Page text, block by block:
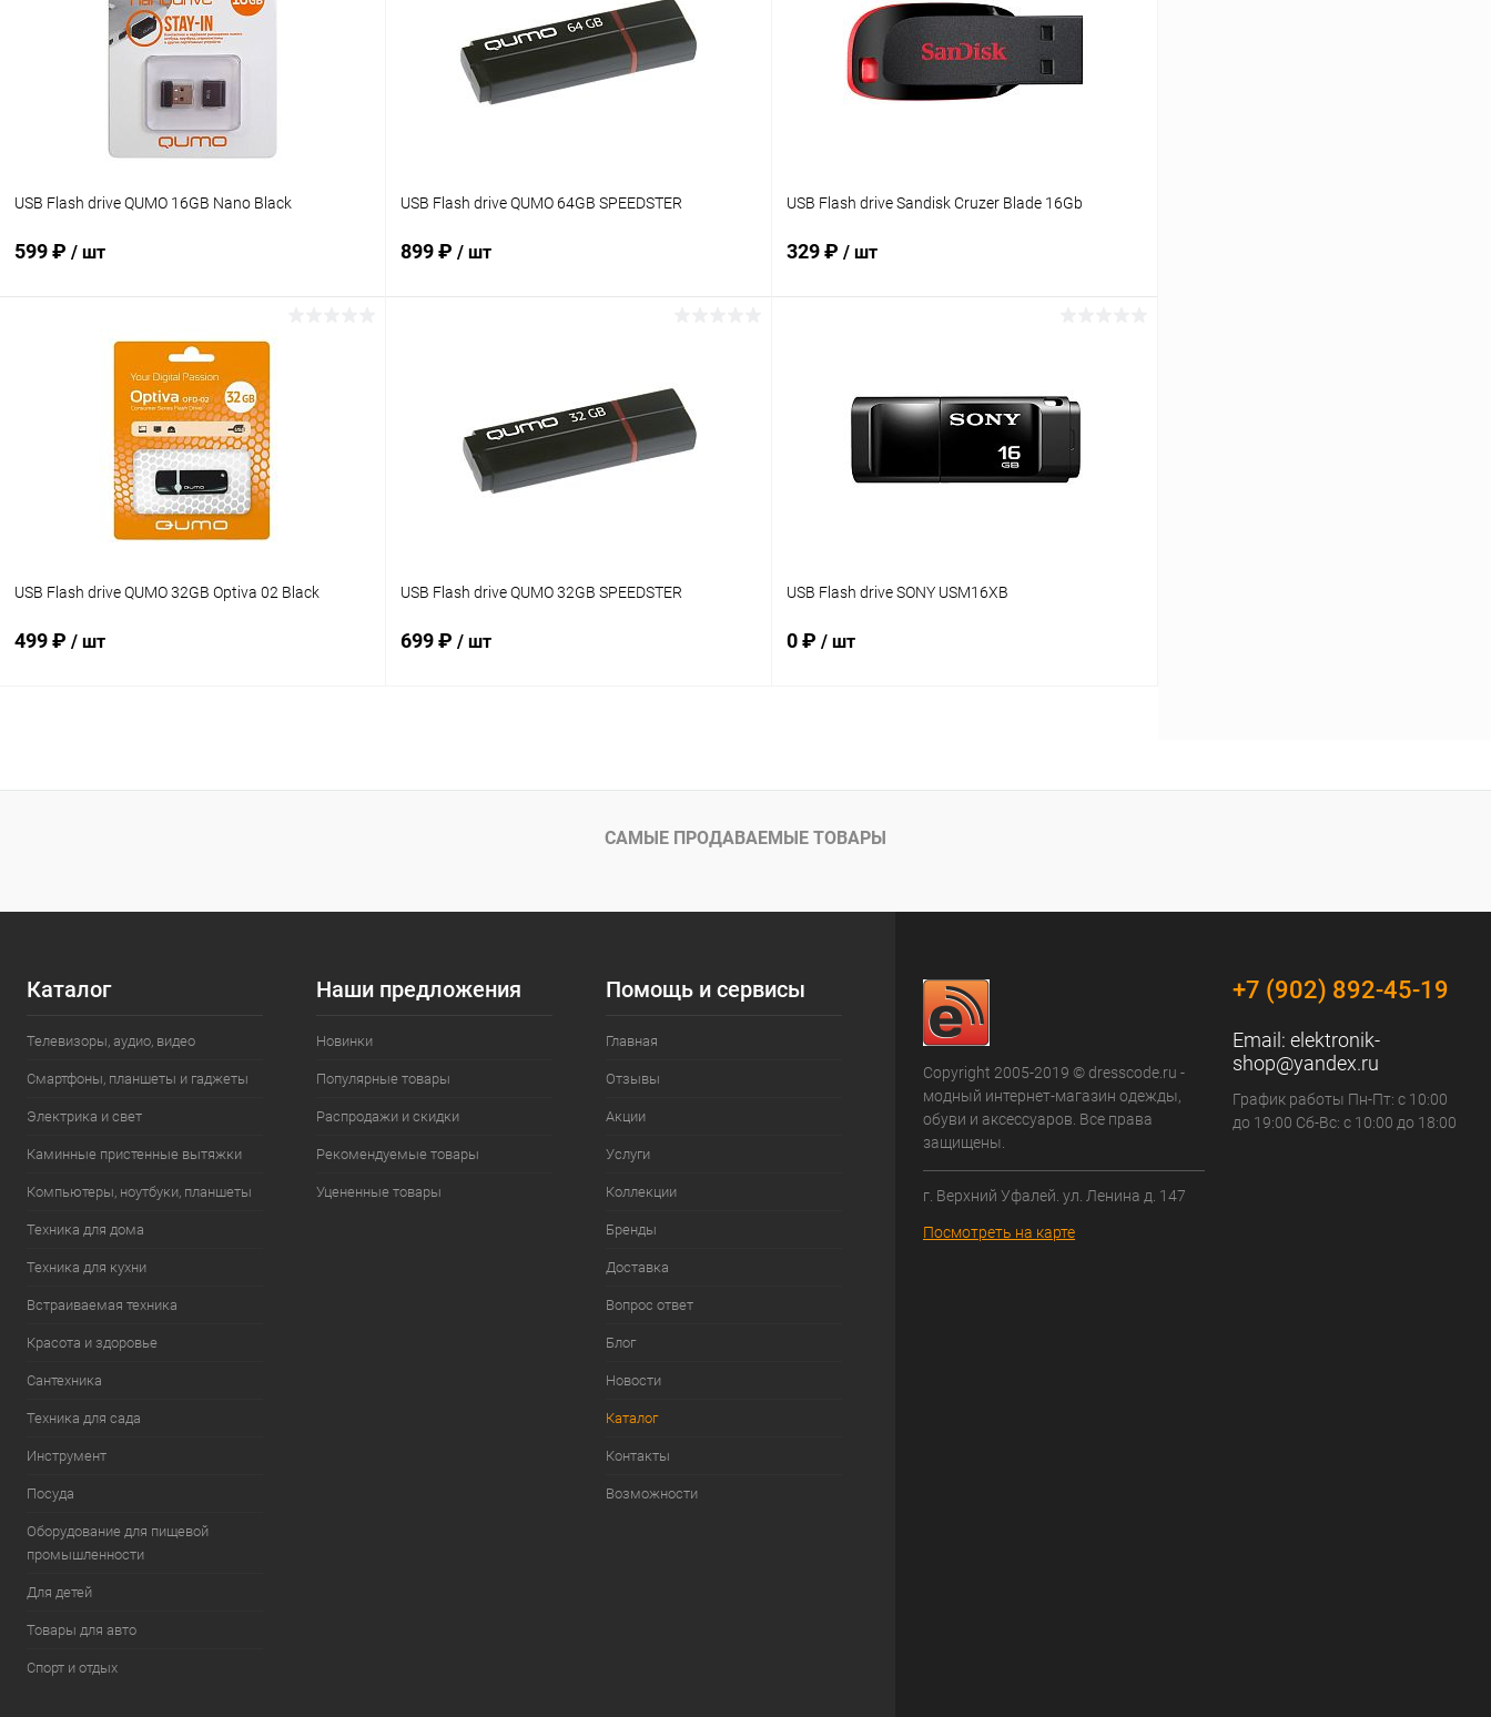
USB Flash drive QUMO 16GB Nano Black
599 ₽ / шт
В корзину
Купить в 1 клик К сравнению
В избранное В наличии
USB Flash drive QUMO 64GB SPEEDSTER
899 ₽ / шт
К сравнению
В избранное В наличии
USB Flash drive Sandisk Cruzer Blade 16Gb
329 ₽ / шт
Купить в 1 клик К сравнению
USB Flash drive QUMO 32GB Optiva 02 Black
499 ₽ / шт
Купить в 1 клик К сравнению
USB Flash drive QUMO 32GB SPEEDSTER
699 ₽ / шт
Купить в 1 клик К сравнению
В наличии
USB Flash drive SONY USM16XB
0 ₽ / шт
Купить в 1 клик К сравнению
В избранное
САМЫЕ ПРОДАВАЕМЫЕ ТОВАРЫ
Каталог
Телевизоры, аудио, видео
Смартфоны, планшеты и гаджеты
Электрика и свет
Каминные пристенные вытяжки
Компьютеры, ноутбуки, планшеты
Техника для дома
Техника для кухни
Встраиваемая техника
Красота и здоровье
Сантехника
Техника для сада
Инструмент
Посуда
Оборудование для пищевой
промышленности
Для детей
Товары для авто
Спорт и отдых
Наши предложения
Новинки
Популярные товары
Распродажи и скидки
Рекомендуемые товары
Уцененные товары
Помощь и сервисы
Главная
Отзывы
Акции
Услуги
Коллекции
Бренды
Доставка
Вопрос ответ
Блог
Новости
Каталог
Контакты
Возможности
Copyright 2005-2019 © dresscode.ru -
модный интернет-магазин одежды,
обуви и аксессуаров. Все права
защищены.
г. Верхний Уфалей. ул. Ленина д. 147
Посмотреть на карте
+7 (902) 892-45-19
Email: elektronik-
shop@yandex.ru
График работы Пн-Пт: с 10:00
до 19:00 Сб-Вс: с 10:00 до 18:00